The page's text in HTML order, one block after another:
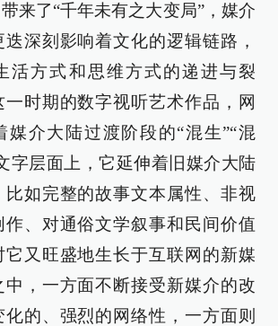
来了“千年未有之大变局”，媒介
深刻影响着文化的逻辑链路，
活方式和思维方式的递进与裂
时期的数字视听艺术作品，网
媒介大陆过渡阶段的“混生”“混
字层面上，它延伸着旧媒介大陆
比如完整的故事文本属性、非视
作、对通俗文学叙事和民间价值
它又旺盛地生长于互联网的新媒
，一方面不断接受新媒介的改
的、强烈的网络性，一方面则